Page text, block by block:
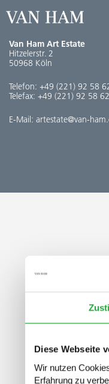
Diese Webseite
Wir nutzen
Erfahrung zu
Van Ham Art Estate
Hitzelerstr. 2
50968 Köln
Telefon: +49 (221) 92 58
Telefax: +49 (221) 92 58
E-Mail: artestate@van-